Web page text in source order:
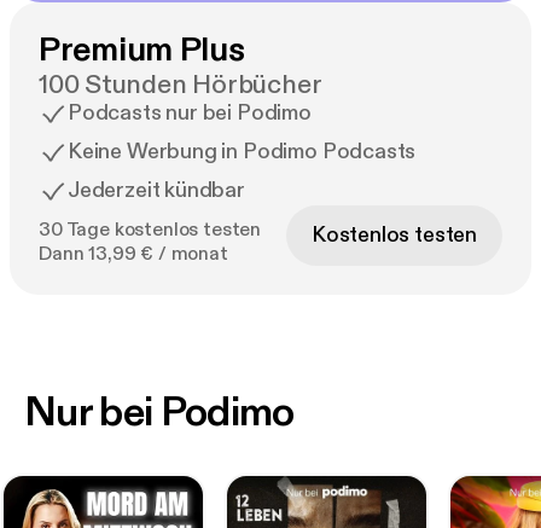
Premium Plus
100 Stunden Hörbücher
Podcasts nur bei Podimo
Keine Werbung in Podimo Podcasts
Jederzeit kündbar
30 Tage kostenlos testen
Dann 13,99 € / monat
Kostenlos testen
Nur bei Podimo